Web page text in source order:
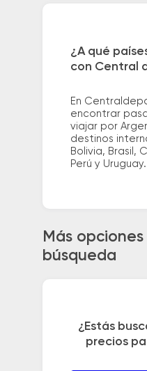
¿A qué
con Central
En
encontrar
viajar por
destinos
Bolivia, Brasil,
Perú y Uruguay.
Más
búsqueda
¿Estás
precios